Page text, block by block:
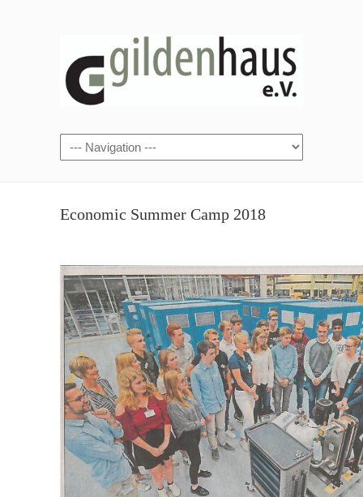
Economic Summer Camp 2018